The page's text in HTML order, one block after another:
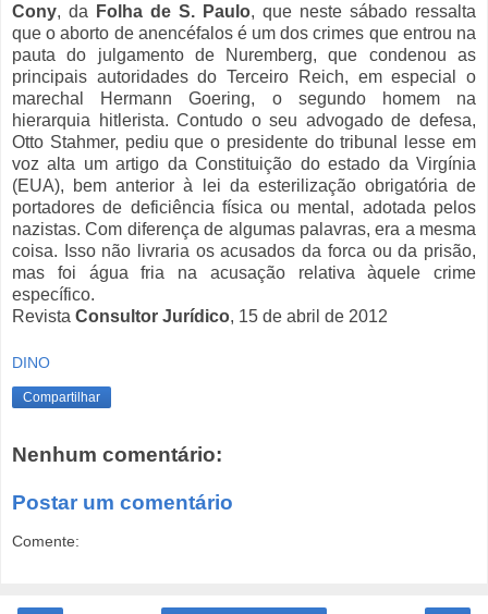
Cony, da Folha de S. Paulo, que neste sábado ressalta
que o aborto de anencéfalos é um dos crimes que entrou na
pauta do julgamento de Nuremberg, que condenou as
principais autoridades do Terceiro Reich, em especial o
marechal Hermann Goering, o segundo homem na
hierarquia hitlerista. Contudo o seu advogado de defesa,
Otto Stahmer, pediu que o presidente do tribunal lesse em
voz alta um artigo da Constituição do estado da Virgínia
(EUA), bem anterior à lei da esterilização obrigatória de
portadores de deficiência física ou mental, adotada pelos
nazistas. Com diferença de algumas palavras, era a mesma
coisa. Isso não livraria os acusados da forca ou da prisão,
mas foi água fria na acusação relativa àquele crime
específico.
Revista Consultor Jurídico, 15 de abril de 2012
DINO
Compartilhar
Nenhum comentário:
Postar um comentário
Comente: